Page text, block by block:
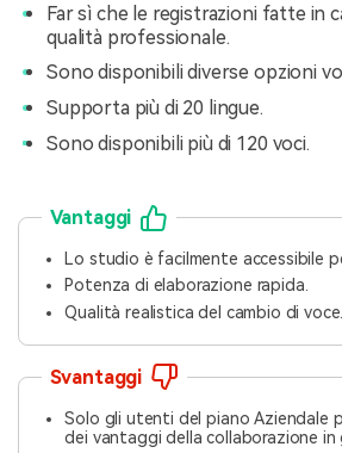
Far sì che le registrazioni fatte in
qualità professionale.
Sono disponibili diverse opzioni
Supporta più di 20 lingue.
Sono disponibili più di 120 voci.
Vantaggi
Lo studio è facilmente accessibile
Potenza di elaborazione rapida.
Qualità realistica del cambio di voce.
Svantaggi
Solo gli utenti del piano Aziendale
dei vantaggi della collaborazione in